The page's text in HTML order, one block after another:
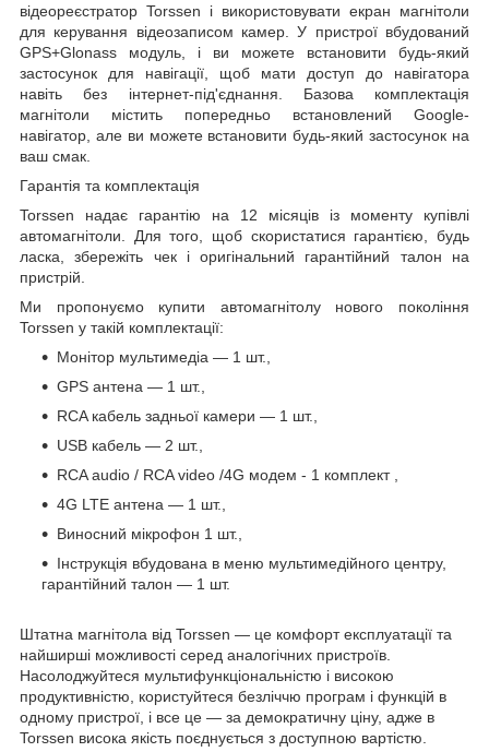
відеореєстратор Torssen і використовувати екран магнітоли
для керування відеозаписом камер. У пристрої вбудований
GPS+Glonass модуль, і ви можете встановити будь-який
застосунок для навігації, щоб мати доступ до навігатора
навіть без інтернет-під'єднання. Базова комплектація
магнітоли містить попередньо встановлений Google-
навігатор, але ви можете встановити будь-який застосунок на
ваш смак.
Гарантія та комплектація
Torssen надає гарантію на 12 місяців із моменту купівлі
автомагнітоли. Для того, щоб скористатися гарантією, будь
ласка, збережіть чек і оригінальний гарантійний талон на
пристрій.
Ми пропонуємо купити автомагнітолу нового покоління
Torssen у такій комплектації:
Монітор мультимедіа — 1 шт.,
GPS антена — 1 шт.,
RCA кабель задньої камери — 1 шт.,
USB кабель — 2 шт.,
RCA audio / RCA video /4G модем - 1 комплект
4G LTE антена — 1 шт.,
Виносний мікрофон 1 шт.,
Інструкція вбудована в меню мультимедійного центру,
гарантійний талон — 1 шт.
Штатна магнітола від Torssen — це комфорт експлуатації та
найширші можливості серед аналогічних пристроїв.
Насолоджуйтеся мультифункціональністю і високою
продуктивністю, користуйтеся безліччю програм і функцій в
одному пристрої, і все це — за демократичну ціну, адже в
Torssen висока якість поєднується з доступною вартістю.